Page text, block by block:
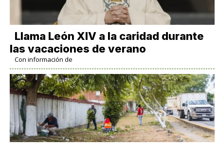
Llama León XIV a la caridad durante
las vacaciones de verano
Con información de